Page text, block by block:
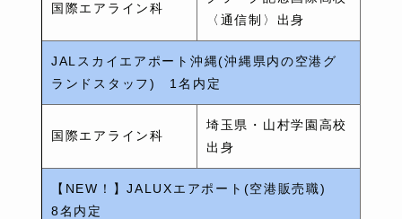
国際エアライン科
〈通信制〉出身
JALスカイエアポート沖縄(沖縄県内の空港グ
ランドスタッフ) 1名内定
国際エアライン科
埼玉県・山村学園高校
出身
【NEW！】JALUXエアポート(空港販売職)
8名内定